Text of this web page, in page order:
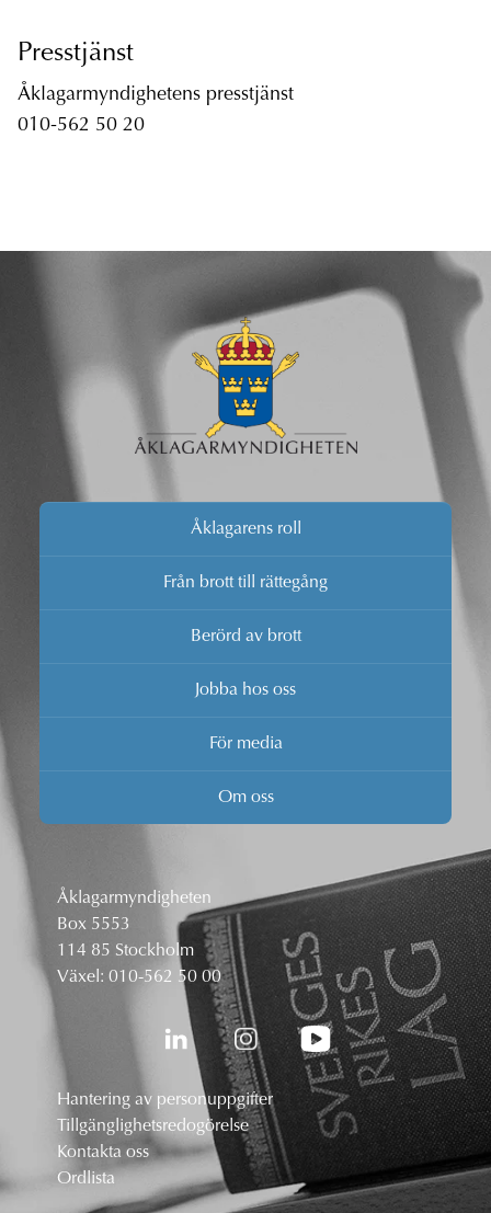
Presstjänst
Åklagarmyndighetens presstjänst
010-562 50 20
Åklagarens roll
Från brott till rättegång
Berörd av brott
Jobba hos oss
För media
Om oss
Åklagarmyndigheten
Box 5553
114 85 Stockholm
Växel: 010-562 50 00
Hantering av personuppgifter
Tillgänglighetsredogörelse
Kontakta oss
Ordlista